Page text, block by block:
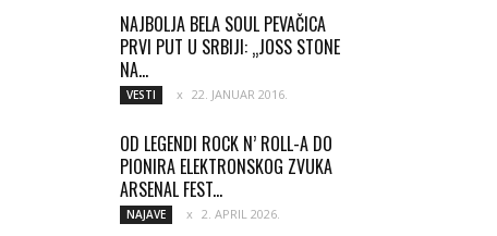
NAJBOLJA BELA SOUL PEVAČICA
PRVI PUT U SRBIJI: „JOSS STONE
NA...
VESTI 22. JANUAR 2016.
OD LEGENDI ROCK N’ ROLL-A DO
PIONIRA ELEKTRONSKOG ZVUKA
ARSENAL FEST...
NAJAVE 2. APRIL 2026.